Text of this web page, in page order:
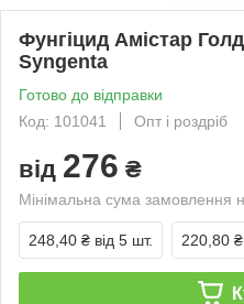
Фунгіцид Амістар
Syngenta
Готово до відправки
Код: 101041
Опт і роздріб
від 276 ₴
Мінімальна сума замовлення
248,40 ₴ від 5 шт. 220,80 ₴